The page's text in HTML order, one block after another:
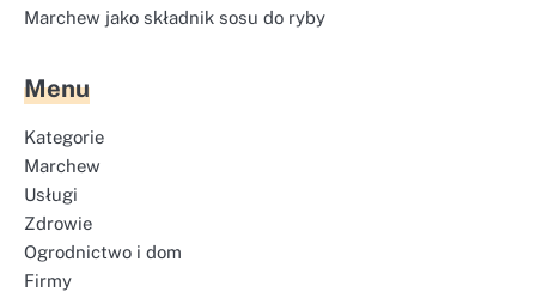
Marchew jako składnik sosu do ryby
Menu
Kategorie
Marchew
Usługi
Zdrowie
Ogrodnictwo i dom
Firmy